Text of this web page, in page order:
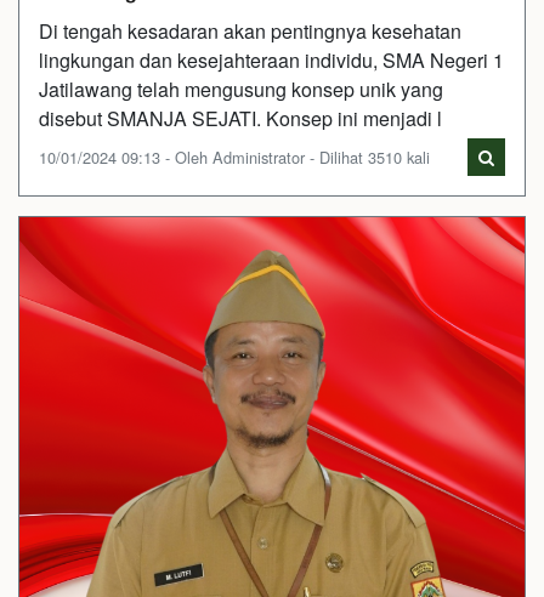
Di tengah kesadaran akan pentingnya kesehatan
lingkungan dan kesejahteraan individu, SMA Negeri 1
Jatilawang telah mengusung konsep unik yang
disebut SMANJA SEJATI. Konsep ini menjadi l
10/01/2024 09:13 - Oleh Administrator - Dilihat 3510 kali